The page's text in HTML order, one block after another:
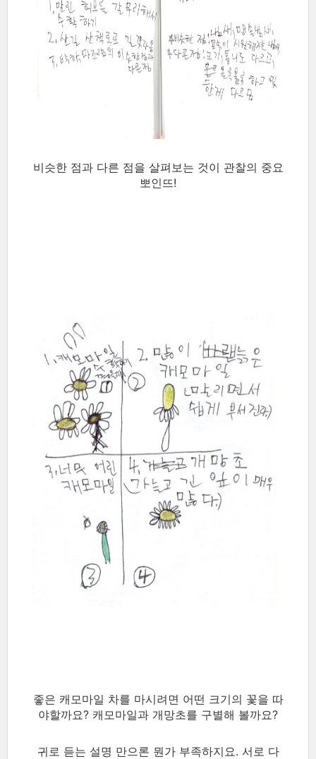
비슷한 점과 다른 점을 살펴보는 것이 관찰의 중요
뽀인뜨!
좋은 캐모마일 차를 마시려면 어떤 크기의 꽃을 따
야할까요? 캐모마일과 개망초를 구별해 볼까요?
귀로 듣는 설명 만으론 뭔가 부족하지요. 서로 다